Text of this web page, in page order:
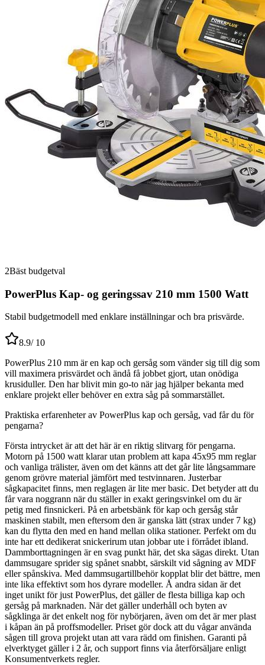
2Bäst budgetval
PowerPlus Kap- og geringssav 210 mm 1500 Watt
Stabil budgetmodell med enklare inställningar och bra prisvärde.
8.9/ 10
PowerPlus 210 mm är en kap och gersåg som vänder sig till dig som
vill maximera prisvärdet och ändå få jobbet gjort, utan onödiga
krusiduller. Den har blivit min go-to när jag hjälper bekanta med
enklare projekt eller behöver en extra såg på sommarstället.
Praktiska erfarenheter av PowerPlus kap och gersåg, vad får du för
pengarna?
Första intrycket är att det här är en riktig slitvarg för pengarna.
Motorn på 1500 watt klarar utan problem att kapa 45x95 mm reglar
och vanliga trälister, även om det känns att det går lite långsammare
genom grövre material jämfört med testvinnaren. Justerbar
sågkapacitet finns, men reglagen är lite mer basic. Det betyder att du
får vara noggrann när du ställer in exakt geringsvinkel om du är
petig med finsnickeri. På en arbetsbänk för kap och gersåg står
maskinen stabilt, men eftersom den är ganska lätt (strax under 7 kg)
kan du flytta den med en hand mellan olika stationer. Perfekt om du
inte har ett dedikerat snickerirum utan jobbar ute i förrådet ibland.
Dammborttagningen är en svag punkt här, det ska sägas direkt. Utan
dammsugare sprider sig spånet snabbt, särskilt vid sågning av MDF
eller spånskiva. Med dammsugartillbehör kopplat blir det bättre, men
inte lika effektivt som hos dyrare modeller. Å andra sidan är det
inget unikt för just PowerPlus, det gäller de flesta billiga kap och
gersåg på marknaden. När det gäller underhåll och byten av
sågklinga är det enkelt nog för nybörjaren, även om det är mer plast
i kåpan än på proffsmodeller. Priset gör dock att du vågar använda
sågen till grova projekt utan att vara rädd om finishen. Garanti på
elverktyget gäller i 2 år, och support finns via återförsäljare enligt
Konsumentverkets regler.